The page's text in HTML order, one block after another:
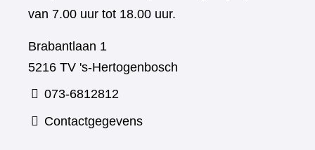
van 7.00 uur tot 18.00 uur.
Brabantlaan 1
5216 TV 's-Hertogenbosch
073-6812812
Contactgegevens